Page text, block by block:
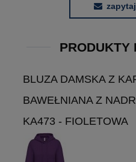
PRODUKTY
BLUZA DAMSKA Z
BAWEŁNIANA Z
KA473 - FIOLETOWA